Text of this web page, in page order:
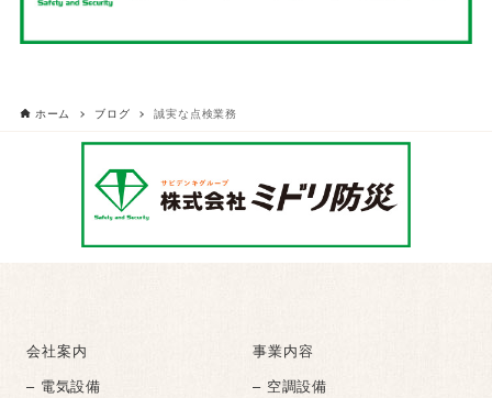
ホーム ブログ 誠実な点検業務
会社案内
事業内容
– 電気設備
– 空調設備